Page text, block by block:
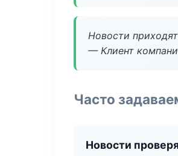
Новости
— Клиент
Часто
Новости